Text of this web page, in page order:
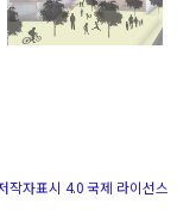
작자표시 4.0 국제 라이선스